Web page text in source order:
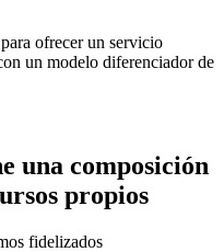
ofrecer un servicio
un modelo diferenciador de
una composición
propios
fidelizados